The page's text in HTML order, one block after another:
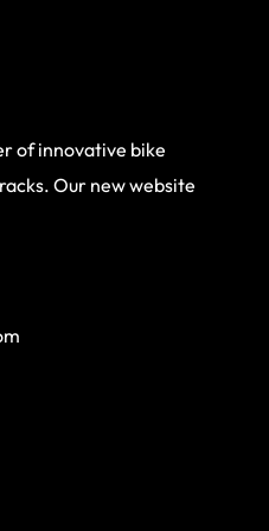
of innovative bike
Our new website